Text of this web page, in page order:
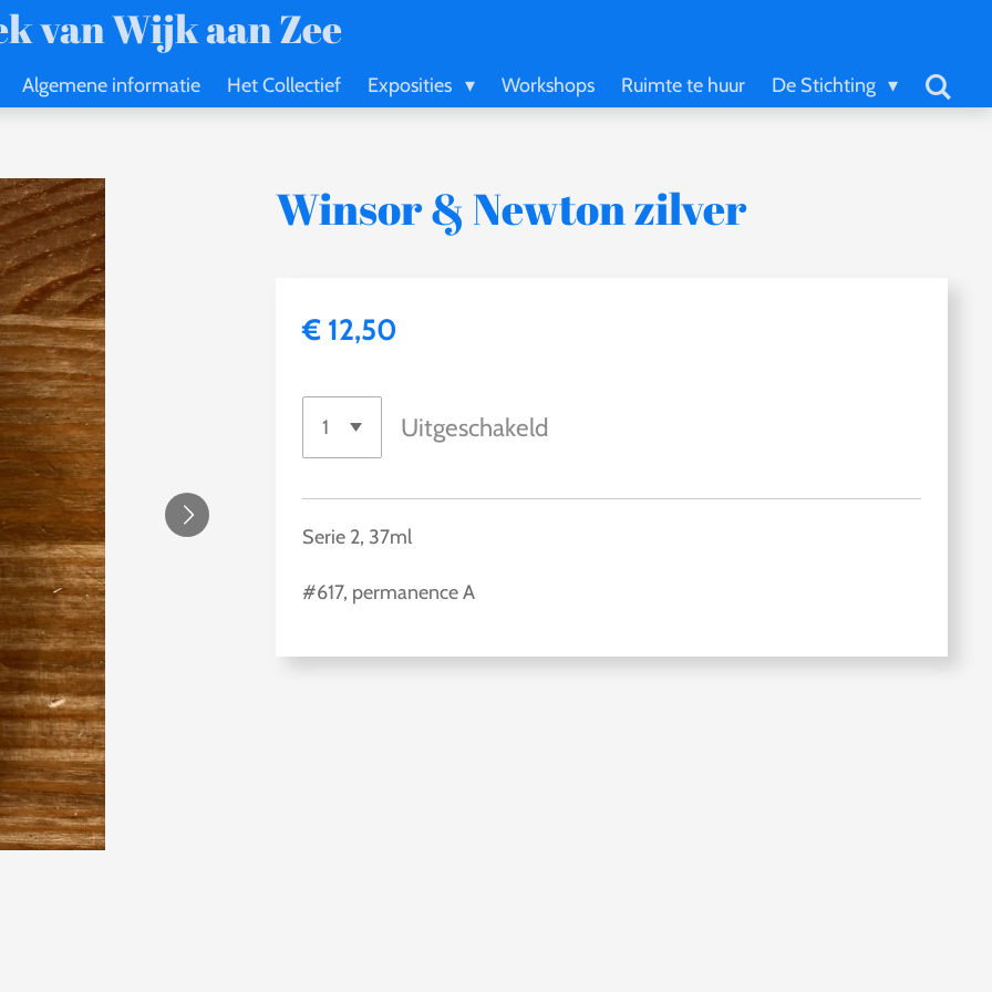
van Wijk aan Zee
Algemene informatie Het Collectief Exposities Workshops Ruimte te huur De Stichting
Winsor & Newton zilver
€ 12,50
Uitgeschakeld
Serie 2, 37ml
#617, permanence A